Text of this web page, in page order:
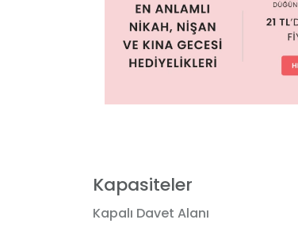
Kapasiteler
Kapalı Davet Alanı